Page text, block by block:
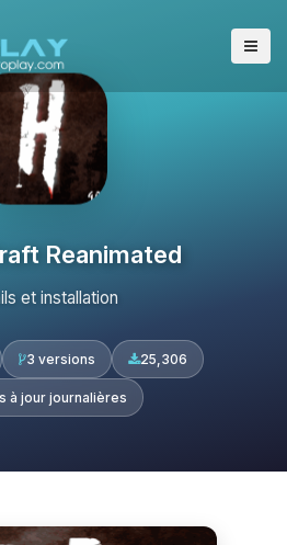
Reanimated
et installation
3 versions 25,306
à jour journalières